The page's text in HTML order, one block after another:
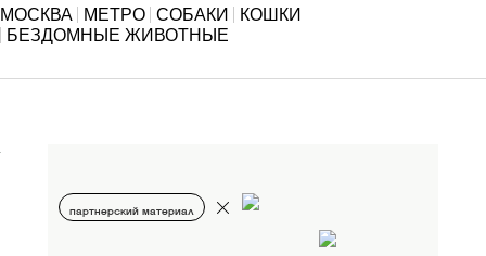
МОСКВА МЕТРО СОБАКИ
КОШКИ
БЕЗДОМНЫЕ ЖИВОТНЫЕ
партнерский материал